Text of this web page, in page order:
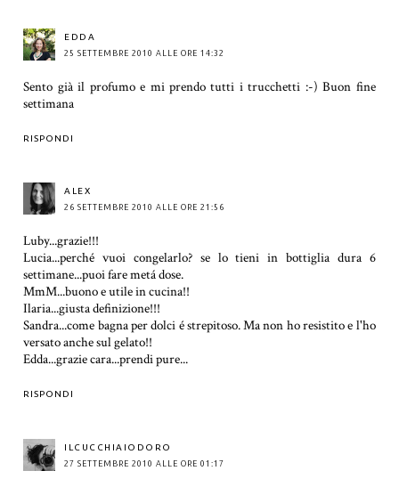
EDDA
25 SETTEMBRE 2010 ALLE ORE 14:32
Sento già il profumo e mi prendo tutti i trucchetti :-) Buon fine
settimana
RISPONDI
ALEX
26 SETTEMBRE 2010 ALLE ORE 21:56
Luby...grazie!!!
Lucia...perché vuoi congelarlo? se lo tieni in bottiglia dura 6
settimane...puoi fare metá dose.
MmM...buono e utile in cucina!!
Ilaria...giusta definizione!!!
Sandra...come bagna per dolci é strepitoso. Ma non ho resistito e l'ho
versato anche sul gelato!!
Edda...grazie cara...prendi pure...
RISPONDI
ILCUCCHIAIODORO
27 SETTEMBRE 2010 ALLE ORE 01:17